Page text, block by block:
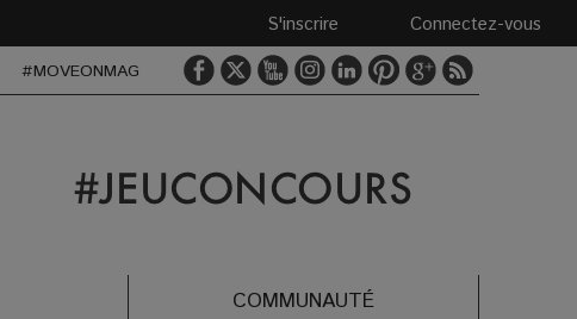
Connectez-vous
S'inscrire
#MOVEONMAG
COMMUNAUTÉ